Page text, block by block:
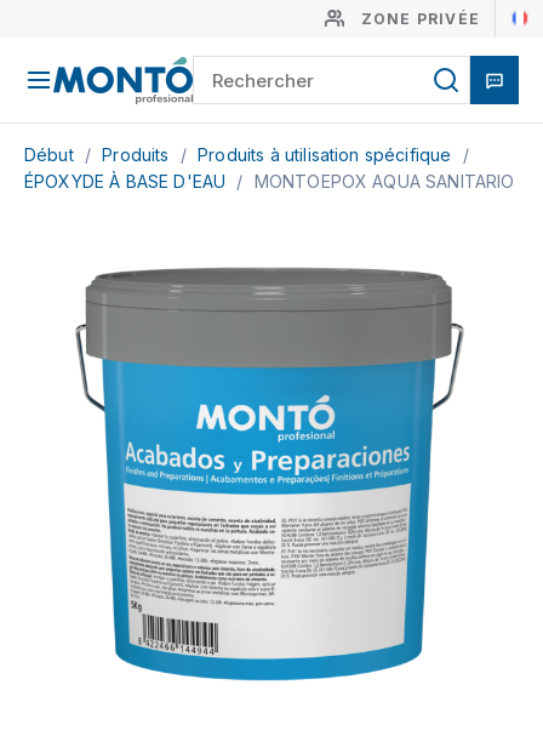
ZONE PRIVÉE
Début / Produits / Produits à utilisation spécifique
/
ÉPOXYDE À BASE D'EAU
/ MONTOEPOX AQUA SANITARIO